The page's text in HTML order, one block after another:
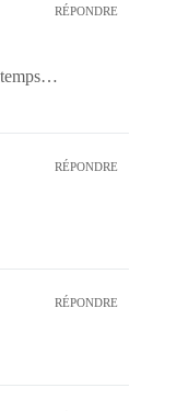
RÉPONDRE
RÉPONDRE
RÉPONDRE